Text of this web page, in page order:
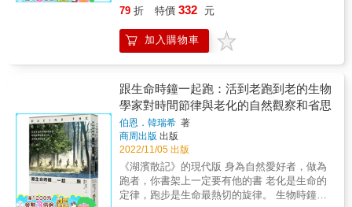
中忙著往返家戶的煙囪； 冥想大師和苦行者佯
的迷思&hellip;&hellip; 本書在不偏離科學事實
的前提下，列出各種馴服地心引力的方式， 不
斷演化的鳥類和蝙蝠、昆蟲與現今的航空器設
抵抗蠻橫的重力？ 在大自然的世界裡，飛行有
什麼好處？與達爾文的物競天擇有什麼關係？
方便尋找食物、巧妙逃離掠食者、每年遷徙至
夏季覓食地&hellip;&hellip; 但如果飛行這麼
棒，為什麼有些動物在演化過程中會失去翅
膀？ 體型小確實有利於飛行；但體型大又想飛
的話，那就增加表面積囉！ 植物也有「翅
膀」，它們靠著這些羽狀降落傘將種子送到各
融、農地裡的土壤透過孔隙呼吸的時刻；彷彿
那段時光一直靜靜地躺在我們的腦海裡，只等
待正確的氣味觸動我們，使記憶再度鮮活。」
系統探索環境並與同類溝通。在演化的過程
中，各式各樣的物種也開始更加倚賴特定的感
官能力來獲得外界訊息。蟋蟀與蝙蝠十分仰賴
聲波，蜻蜓和人類通常最信賴視覺，蛾、豬、
狗則擁有格外敏銳的嗅覺。 但人類實在太依賴
視覺，以至於常常忽略了其他感官能力的存在
──尤其是嗅覺！我們可能會誤以為人類不像其
他物種那麼依賴嗅覺，然而如果你曾為遮掩體
味而煩惱，或是曾遭受嗅覺喪失之苦（也許是
79 折 特價 332 元
加入購物車
跟生命時鐘一起跑：活到老跑到老的生物
學家對時間節律與老化的自然觀察和省思
伯恩．韓瑞希 著
商周出版 出版
2022/11/05 出版
《湖濱散記》的現代版 身為自然愛好者，做為
跑者，你書架上一定要有他的書 老化是生命的
定律，跑步是生命最熱切的旋律。 生物時鐘平